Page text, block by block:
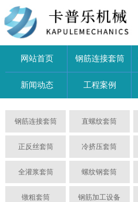
网站首页 钢筋连接套筒
新闻动态 工程案例
钢筋连接套筒 直螺纹套筒
正反丝套筒 冷挤压套筒
全灌浆套筒 螺纹钢套筒
镦粗套筒 钢筋加工设备